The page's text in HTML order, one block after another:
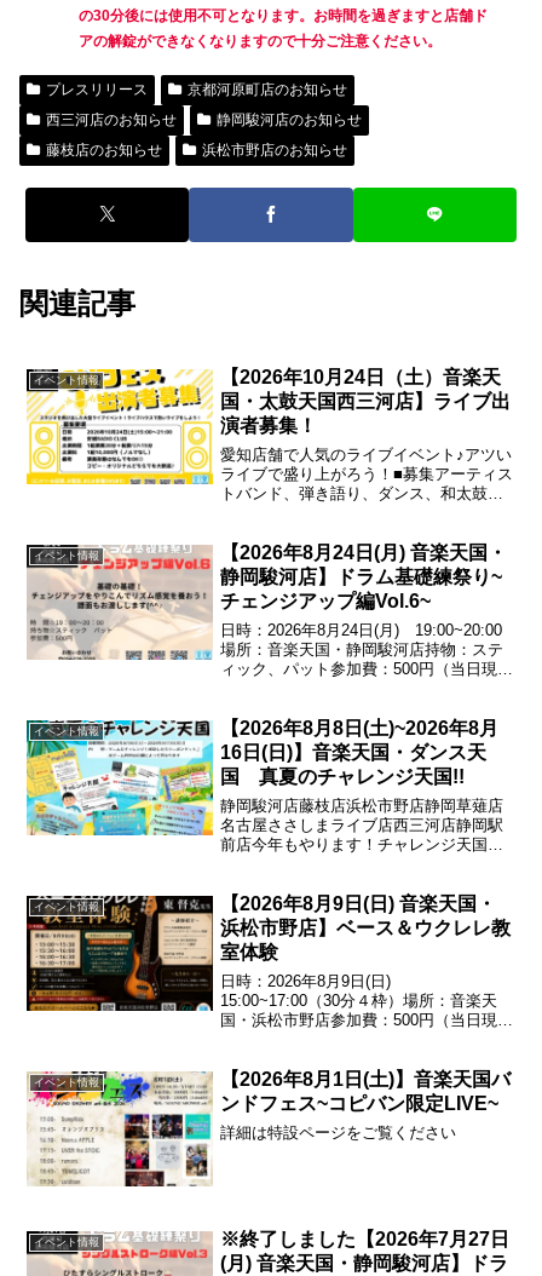
の30分後には使用不可となります。お時間を過ぎますと店舗ド
アの解錠ができなくなりますので十分ご注意ください。
プレスリリース
京都河原町店のお知らせ
西三河店のお知らせ
静岡駿河店のお知らせ
藤枝店のお知らせ
浜松市野店のお知らせ
関連記事
イベント情報
【2026年10月24日（土）音楽天
国・太鼓天国西三河店】ライブ出
演者募集！
愛知店舗で人気のライブイベント♪アツい
ライブで盛り上がろう！■募集アーティス
トバンド、弾き語り、ダンス、和太鼓な
+転換リハ15分）■場所安城RADIO
CLUB■...
イベント情報
【2026年8月24日(月) 音楽天国・
静岡駿河店】ドラム基礎練祭り~
チェンジアップ編Vol.6~
日時：2026年8月24日(月) 19:00~20:00
場所：音楽天国・静岡駿河店持物：ステ
ィック、パット参加費：500円（当日現金
します♪エントリー受付中！054...
イベント情報
【2026年8月8日(土)~2026年8月
16日(日)】音楽天国・ダンス天
国 真夏のチャレンジ天国!!
静岡駿河店藤枝店浜松市野店静岡草薙店
名古屋ささしまライブ店西三河店静岡駅
前店今年もやります！チャレンジ天国！
て異なります期間：
2026.08.08(土)~2026...
イベント情報
【2026年8月9日(日) 音楽天国・
浜松市野店】ベース＆ウクレレ教
室体験
日時：2026年8月9日(日)
15:00~17:00（30分４枠）場所：音楽天
国・浜松市野店参加費：500円（当日現金
興会認定講師の東督克先生によるベース
＆ウク...
イベント情報
【2026年8月1日(土)】音楽天国バ
ンドフェス~コピバン限定LIVE~
詳細は特設ページをご覧ください
イベント情報
※終了しました【2026年7月27日
(月) 音楽天国・静岡駿河店】ドラ